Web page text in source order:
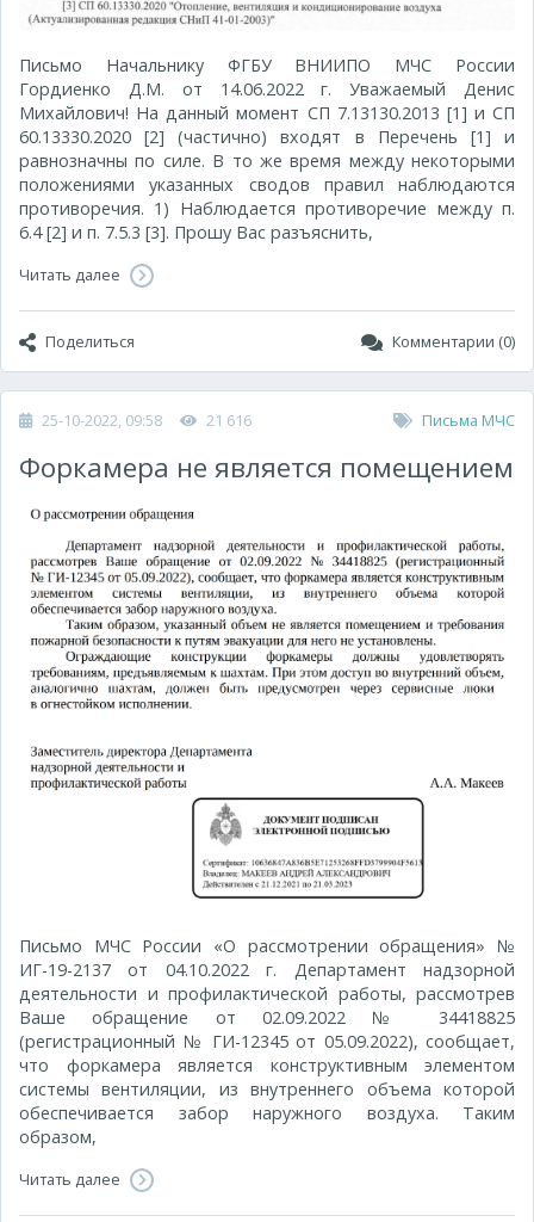
Письмо Начальнику ФГБУ ВНИИПО МЧС России
Гордиенко Д.М. от 14.06.2022 г. Уважаемый Денис
Михайлович! На данный момент СП 7.13130.2013 [1] и СП
60.13330.2020 [2] (частично) входят в Перечень [1] и
равнозначны по силе. В то же время между некоторыми
положениями указанных сводов правил наблюдаются
противоречия. 1) Наблюдается противоречие между п.
6.4 [2] и п. 7.5.3 [3]. Прошу Вас разъяснить,
Читать далее
Поделиться Комментарии (0)
25-10-2022, 09:58 21 616 Письма МЧС
Форкамера не является помещением
Письмо МЧС России «О рассмотрении обращения» №
ИГ-19-2137 от 04.10.2022 г. Департамент надзорной
деятельности и профилактической работы, рассмотрев
Ваше обращение от 02.09.2022 № 34418825
(регистрационный № ГИ-12345 от 05.09.2022), сообщает,
что форкамера является конструктивным элементом
системы вентиляции, из внутреннего объема которой
обеспечивается забор наружного воздуха. Таким
образом,
Читать далее